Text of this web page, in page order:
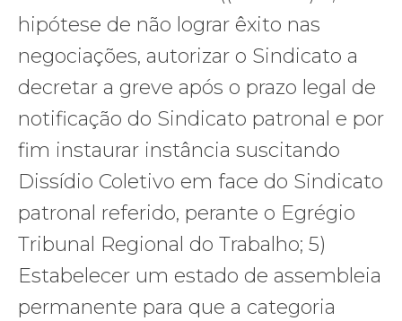
hipótese de não lograr êxito nas
negociações, autorizar o Sindicato a
decretar a greve após o prazo legal de
notificação do Sindicato patronal e por
fim instaurar instância suscitando
Dissídio Coletivo em face do Sindicato
patronal referido, perante o Egrégio
Tribunal Regional do Trabalho; 5)
Estabelecer um estado de assembleia
permanente para que a categoria